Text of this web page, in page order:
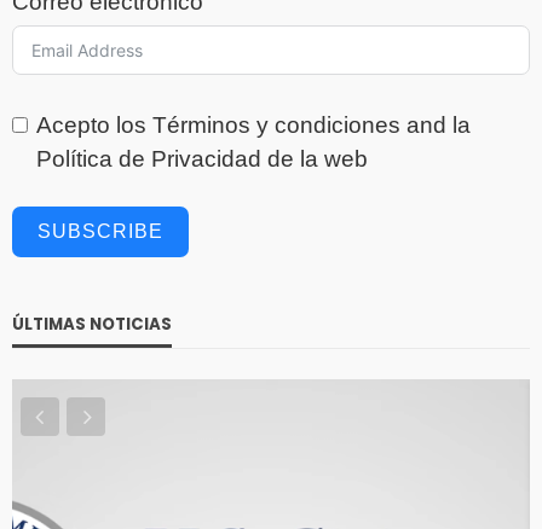
Acepto los Términos y condiciones and la
Política de Privacidad de la web
SUBSCRIBE
ÚLTIMAS NOTICIAS